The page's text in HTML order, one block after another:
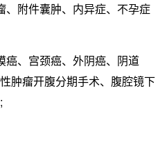
附件囊肿、内异症、不孕症
、宫颈癌、外阴癌、阴道
肿瘤开腹分期手术、腹腔镜下